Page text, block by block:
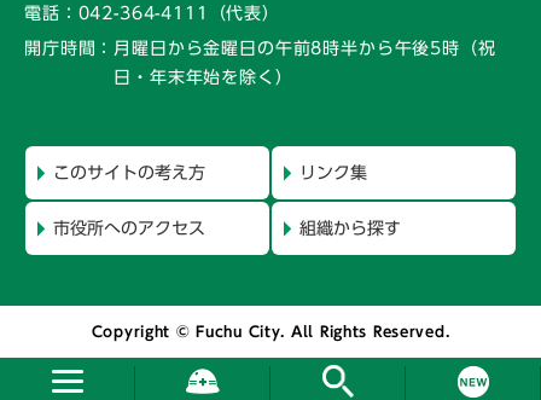
電話： 042-364-4111（代表）
開庁時間： 月曜日から金曜日の午前8時半から午後5時 （祝
日・年末年始を除く）
このサイトの考え方 リンク集
市役所へのアクセス 組織から探す
Copyright © Fuchu City. All Rights Reserved.